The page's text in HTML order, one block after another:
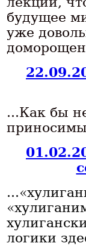
будущее
уже
...Как бы
логики